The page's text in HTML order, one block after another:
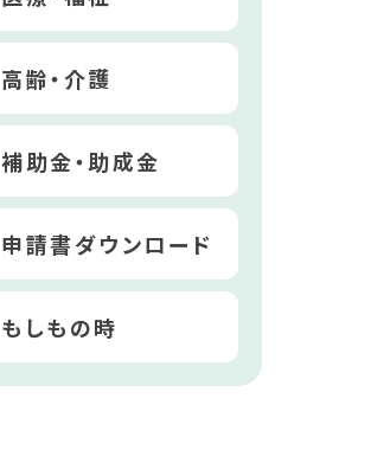
高齢・介護
補助金・助成金
申請書ダウンロード
もしもの時